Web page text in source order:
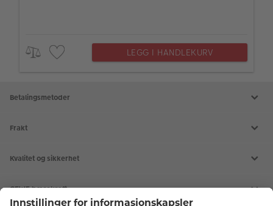
LEGG I HANDLEKURV
Betalingsmetoder
Frakt
Kvalitet og sikkerhet
CEWE bærekraft